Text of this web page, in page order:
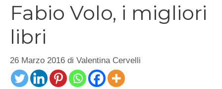
Fabio Volo, i migliori
libri
26 Marzo 2016 di Valentina Cervelli